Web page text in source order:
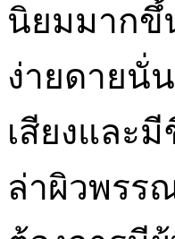
นิยมมากขึ้
ง่ายดายนั่
เสียงและ
ล่าผิวพรร